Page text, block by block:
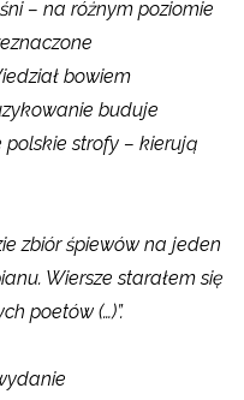
– na różnym poziomie
bowiem
buduje
polskie strofy – kierują
zbiór śpiewów na jeden
Wiersze starałem się
poetów (…)”.